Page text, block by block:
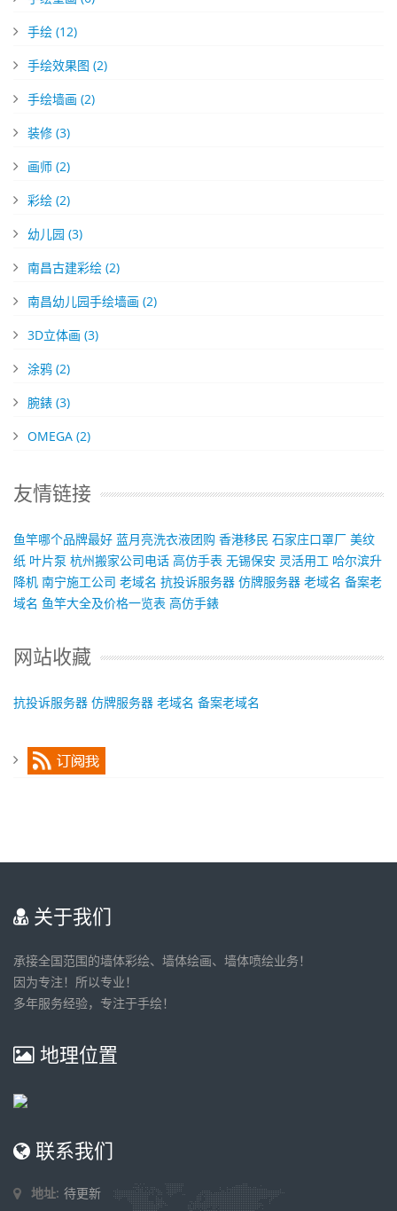
手绘 (12)
手绘效果图 (2)
手绘墙画 (2)
装修 (3)
画师 (2)
彩绘 (2)
幼儿园 (3)
南昌古建彩绘 (2)
南昌幼儿园手绘墙画 (2)
3D立体画 (3)
涂鸦 (2)
腕錶 (3)
OMEGA (2)
友情链接
鱼竿哪个品牌最好 蓝月亮洗衣液团购 香港移民 石家庄口罩厂 美纹
纸 叶片泵 杭州搬家公司电话 高仿手表 无锡保安 灵活用工 哈尔滨升
降机 南宁施工公司 老域名 抗投诉服务器 仿牌服务器 老域名 备案老
域名 鱼竿大全及价格一览表 高仿手錶
网站收藏
抗投诉服务器 仿牌服务器 老域名 备案老域名
关于我们
承接全国范围的墙体彩绘、墙体绘画、墙体喷绘业务！
因为专注！所以专业！
多年服务经验，专注于手绘！
地理位置
联系我们
地址: 待更新